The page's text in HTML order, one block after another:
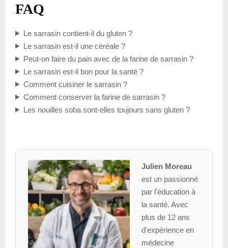
FAQ
Le sarrasin contient-il du gluten ?
Le sarrasin est-il une céréale ?
Peut-on faire du pain avec de la farine de sarrasin ?
Le sarrasin est-il bon pour la santé ?
Comment cuisiner le sarrasin ?
Comment conserver la farine de sarrasin ?
Les nouilles soba sont-elles toujours sans gluten ?
Julien Moreau
est un passionné
par l'éducation à
la santé. Avec
plus de 12 ans
d'expérience en
médecine